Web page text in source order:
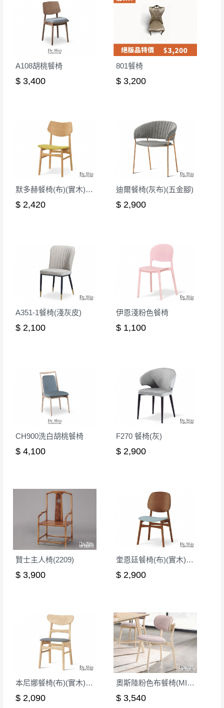
A108胡桃餐椅
$ 3,400
801餐椅
$ 3,200
默多赫餐椅(布)(實木)(MI-469)
$ 2,420
迪爾餐椅(灰布)(五金腳)
$ 2,900
A351-1餐椅(淺灰皮)
$ 2,100
伊恩淺粉色餐椅
$ 1,100
CH900洗白胡桃餐椅
$ 4,100
F270 餐椅(灰)
$ 2,900
賢士主人椅(2209)
$ 3,900
奎恩廷餐椅(布)(實木)(MI-899)
$ 2,900
本尼娜餐椅(布)(實木)(洗白色)(MI-757-1)
$ 2,090
奧斯陸粉色布餐椅(MI-966)
$ 3,540